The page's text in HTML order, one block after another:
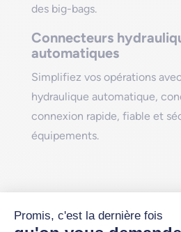
des big-bags.
Connecteurs
automatiques
Simplifiez vos opérations
hydraulique automatique,
connexion rapide, fiable et
équipements.